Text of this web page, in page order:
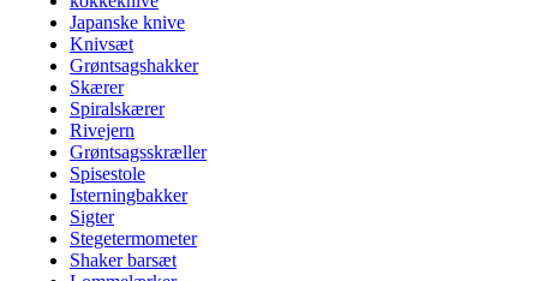
Japanske knive
Knivsæt
Grøntsagshakker
Skærer
Spiralskærer
Rivejern
Grøntsagsskræller
Spisestole
Isterningbakker
Sigter
Stegetermometer
Shaker barsæt